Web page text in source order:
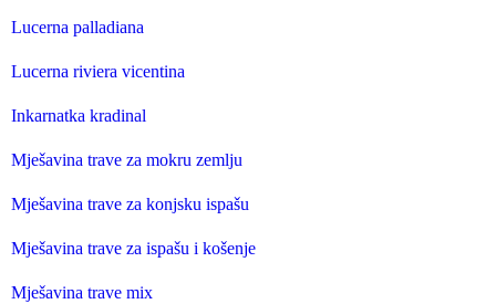
Lucerna palladiana
Lucerna riviera vicentina
Inkarnatka kradinal
Mješavina trave za mokru zemlju
Mješavina trave za konjsku ispašu
Mješavina trave za ispašu i košenje
Mješavina trave mix